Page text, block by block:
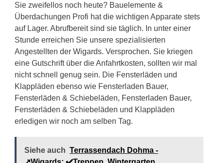
Sie zweifellos noch heute? Bauelemente &
Überdachungen Profi hat die wichtigen Apparate stets
auf Lager. Abrufbereit sind sie täglich. In unter einer
Stunde erreichen Sie unsere spezialisierten
Angestellten der Wigards. Versprochen. Sie kriegen
eine Gutschrift über die Anfahrtkosten, sollten wir mal
nicht schnell genug sein. Die Fensterläden und
Klappläden ebenso wie Fensterladen Bauer,
Fensterläden & Schiebeläden, Fensterladen Bauer,
Fensterläden & Schiebeläden und Klappläden
erledigen wir noch am selben Tag.
Siehe auch Terrassendach Dohma -